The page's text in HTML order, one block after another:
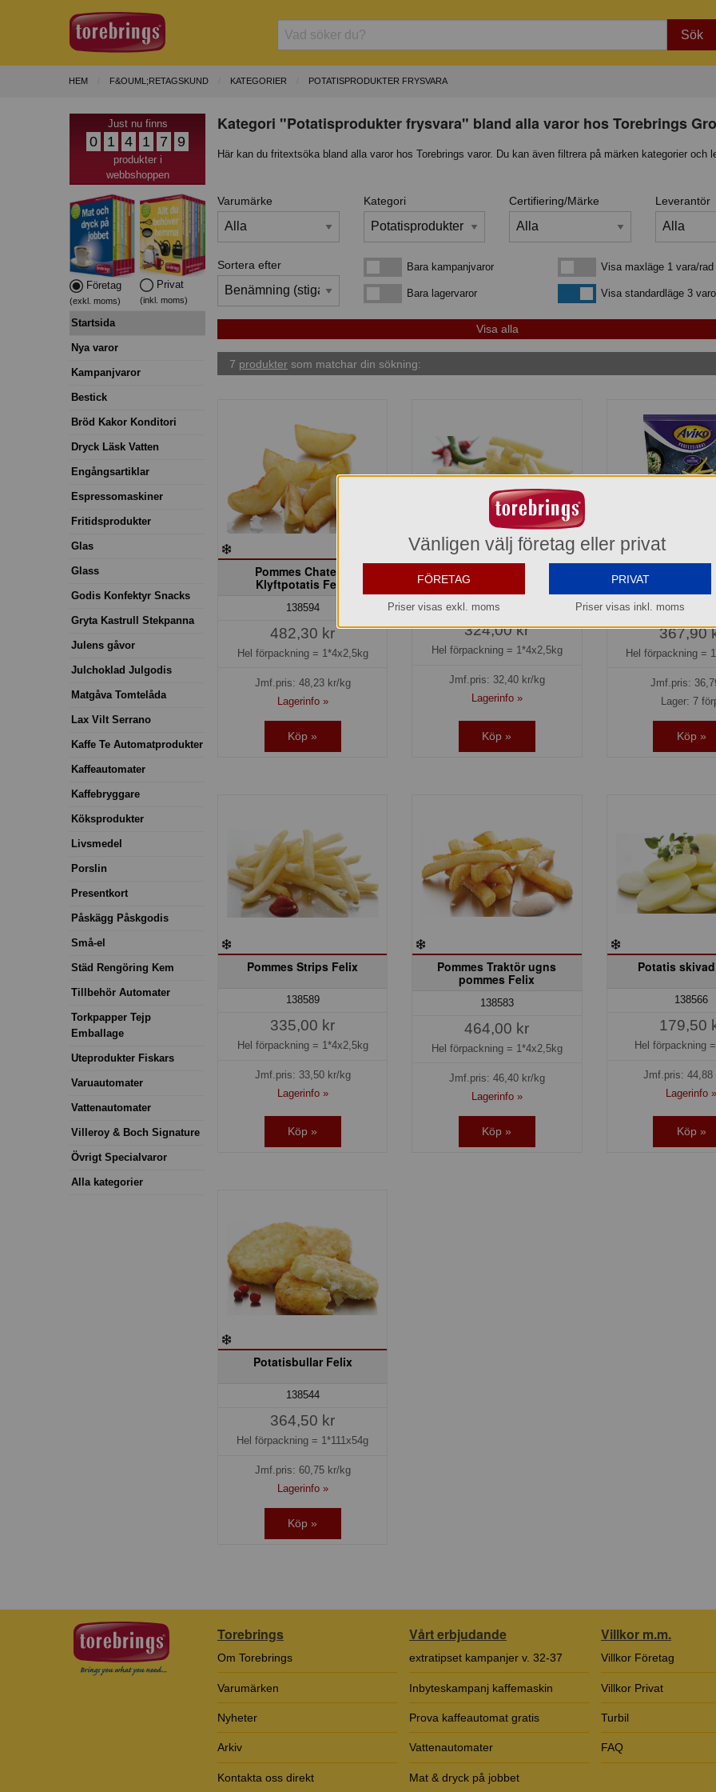
Sök
HEM F&OUML;RETAGSKUND KATEGORIER POTATISPRODUKTER FRYSVARA
Just nu finns
0 1 4 1 7 9
produkter i
webbshoppen
Företag
(exkl. moms)
Privat
(inkl. moms)
Startsida
Nya varor
Kampanjvaror
Bestick
Bröd Kakor Konditori
Dryck Läsk Vatten
Engångsartiklar
Espressomaskiner
Fritidsprodukter
Glas
Glass
Godis Konfektyr Snacks
Gryta Kastrull Stekpanna
Julens gåvor
Julchoklad Julgodis
Matgåva Tomtelåda
Lax Vilt Serrano
Kaffe Te Automatprodukter
Kaffeautomater
Kaffebryggare
Köksprodukter
Livsmedel
Porslin
Presentkort
Påskägg Påskgodis
Små-el
Städ Rengöring Kem
Tillbehör Automater
Torkpapper Tejp
Emballage
Uteprodukter Fiskars
Varuautomater
Vattenautomater
Villeroy & Boch Signature
Övrigt Specialvaror
Alla kategorier
Kategori "Potatisprodukter frysvara" bland alla varor hos Torebrings
Här kan du fritextsöka bland alla varor hos Torebrings varor. Du kan även filtrera på märken kategorier och
Varumärke Kategori Certifiering/Märke Leverantör
Sortera efter Bara kampanjvarorBara kampanjvaror
Bara lagervarorBara lagervaror
Visa maxläge 1 vara/rad
Visa maxläge 1 vara/rad
Visa standardlägeVisa standardläge 3
7 produkter som matchar din sökning:
Pommes Chateau
Klyftpotatis Felix
138594
482,30 kr
Hel förpackning = 1*4x2,5kg
Jmf.pris: 48,23kr/kg
Lagerinfo »
Köp »
Pommes Frites slät Felix
138587
324,00 kr
Hel förpackning = 1*4x2,5kg
Jmf.pris: 32,40kr/kg
Lagerinfo »
Köp »
Crunch Aviko
5806689
367,90
Hel förpackning =
Jmf.pris:
Lager: 7
Köp »
Pommes Strips Felix
138589
335,00 kr
Hel förpackning = 1*4x2,5kg
Jmf.pris: 33,50kr/kg
Lagerinfo »
Köp »
Pommes Traktör ugns
pommes Felix
138583
464,00 kr
Hel förpackning = 1*4x2,5kg
Jmf.pris: 46,40kr/kg
Lagerinfo »
Köp »
Potatis
138566
179,50
Hel förpackning
Jmf.pris:44,88
Lagerinfo
Köp »
Potatisbullar Felix
138544
364,50 kr
Hel förpackning = 1*111x54g
Jmf.pris: 60,75kr/kg
Lagerinfo »
Köp »
Torebrings
Om Torebrings
Varumärken
Nyheter
Arkiv
Kontakta oss direkt
Vårt erbjudande
extratipset kampanjer v. 32-37
Inbyteskampanj kaffemaskin
Prova kaffeautomat gratis
Vattenautomater
Mat & dryck på jobbet
Villkor m.m.
Villkor Företag
Villkor Privat
Turbil
FAQ
Vänligen välj företag eller privat
FÖRETAG
Priser visas exkl. moms
PRIVAT
Priser visas inkl. moms